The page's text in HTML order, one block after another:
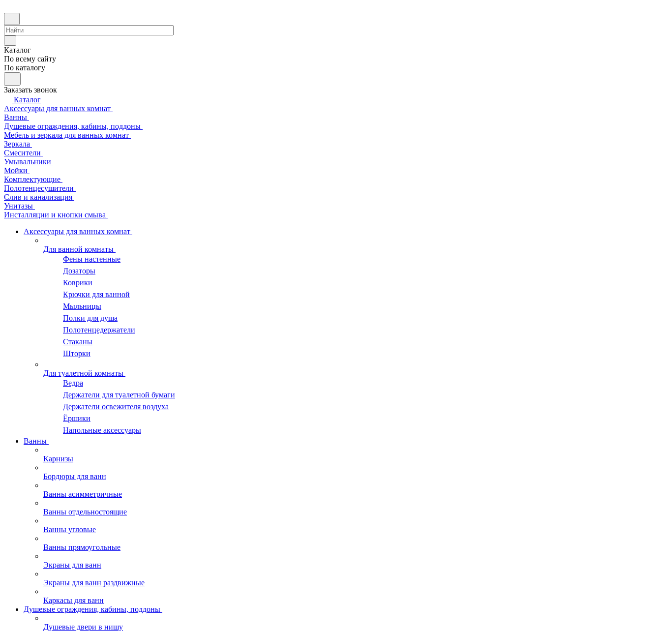
Каталог
По всему сайту
По каталогу
Заказать звонок
Каталог
Аксессуары для ванных комнат
Ванны
Душевые ограждения, кабины, поддоны
Мебель и зеркала для ванных комнат
Зеркала
Смесители
Умывальники
Мойки
Комплектующие
Полотенцесушители
Слив и канализация
Унитазы
Инсталляции и кнопки смыва
Аксессуары для ванных комнат
Для ванной комнаты
Фены настенные
Дозаторы
Коврики
Крючки для ванной
Мыльницы
Полки для душа
Полотенцедержатели
Стаканы
Шторки
Для туалетной комнаты
Ведра
Держатели для туалетной бумаги
Держатели освежителя воздуха
Ёршики
Напольные аксессуары
Ванны
Карнизы
Бордюры для ванн
Ванны асимметричные
Ванны отдельностоящие
Ванны угловые
Ванны прямоугольные
Экраны для ванн
Экраны для ванн раздвижные
Каркасы для ванн
Душевые ограждения, кабины, поддоны
Душевые двери в нишу